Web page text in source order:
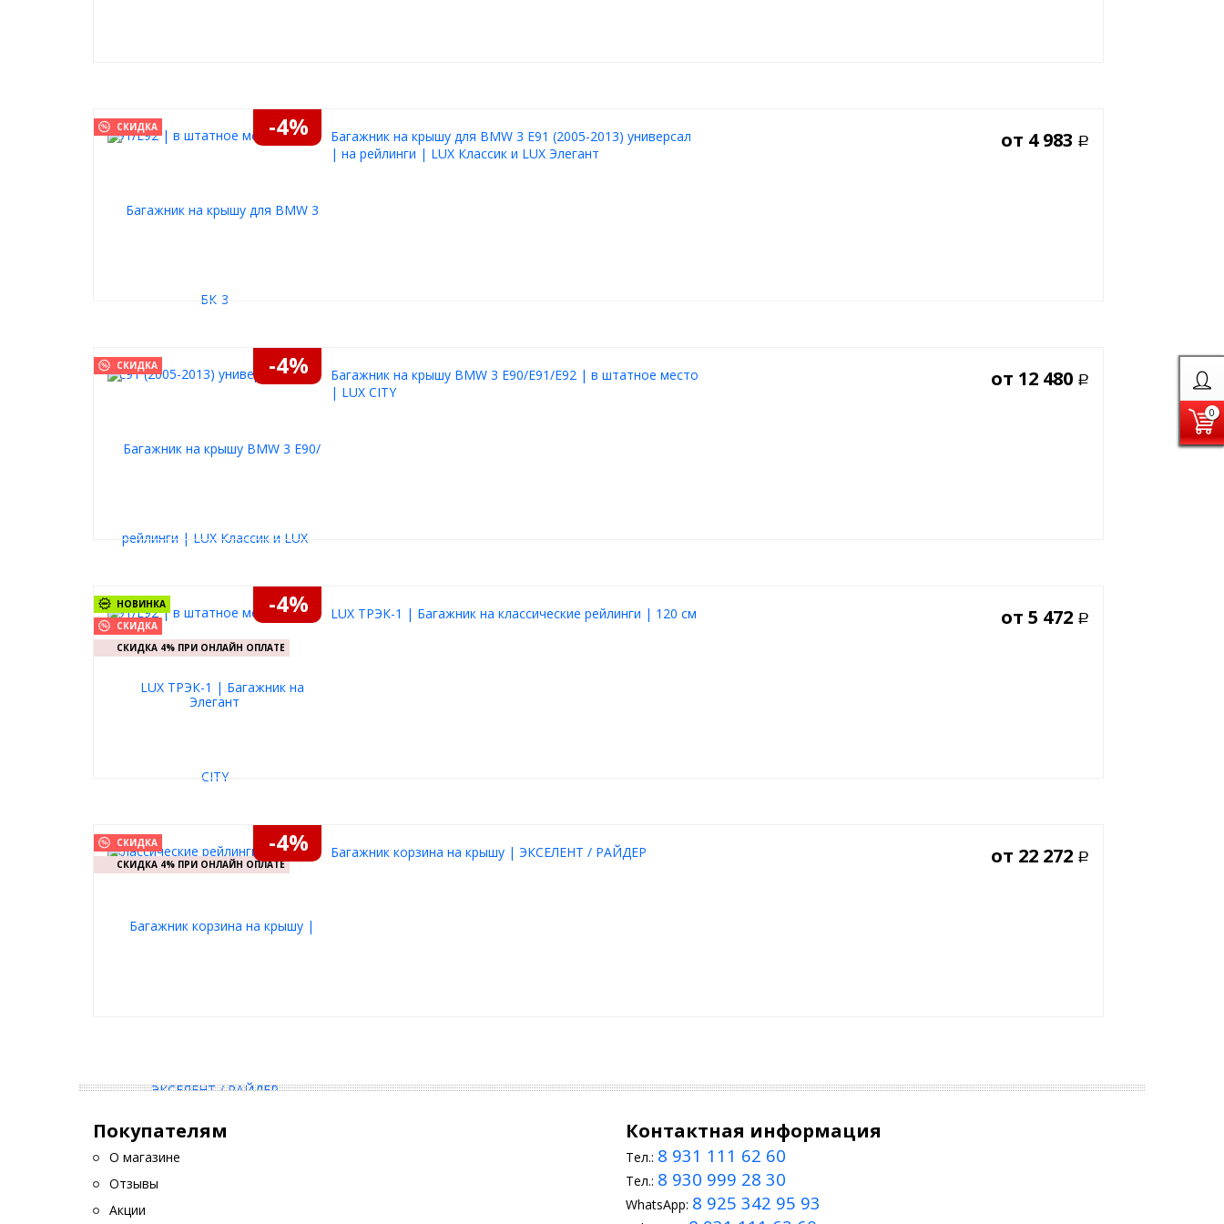
0
СКИДКА -4%
Багажник на крышу для BMW 3 E91 (2005-2013) универсал
| на рейлинги | LUX Классик и LUX Элегант
от 4 983 Р
СКИДКА -4%
Багажник на крышу BMW 3 Е90/Е91/Е92 | в штатное место
| LUX СITY
от 12 480 Р
НОВИНКА
СКИДКА
СКИДКА 4% ПРИ ОНЛАЙН ОПЛАТЕ
-4% LUX ТРЭК-1 | Багажник на классические рейлинги | 120 см от 5 472 Р
СКИДКА
СКИДКА 4% ПРИ ОНЛАЙН ОПЛАТЕ
-4% Багажник корзина на крышу | ЭКСЕЛЕНТ / РАЙДЕР от 22 272 Р
Покупателям
О магазине
Отзывы
Акции
Контактная информация
Тел.: 8 931 111 62 60
Тел.: 8 930 999 28 30
WhatsApp: 8 925 342 95 93